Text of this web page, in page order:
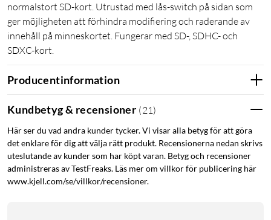
normalstort SD-kort. Utrustad med lås-switch på sidan som
ger möjligheten att förhindra modifiering och raderande av
innehåll på minneskortet. Fungerar med SD-, SDHC- och
SDXC-kort.
Producentinformation
Kundbetyg & recensioner (21 )
Här ser du vad andra kunder tycker. Vi visar alla betyg för att göra
det enklare för dig att välja rätt produkt. Recensionerna nedan skrivs
uteslutande av kunder som har köpt varan. Betyg och recensioner
administreras av TestFreaks. Läs mer om villkor för publicering här
www.kjell.com/se/villkor/recensioner.